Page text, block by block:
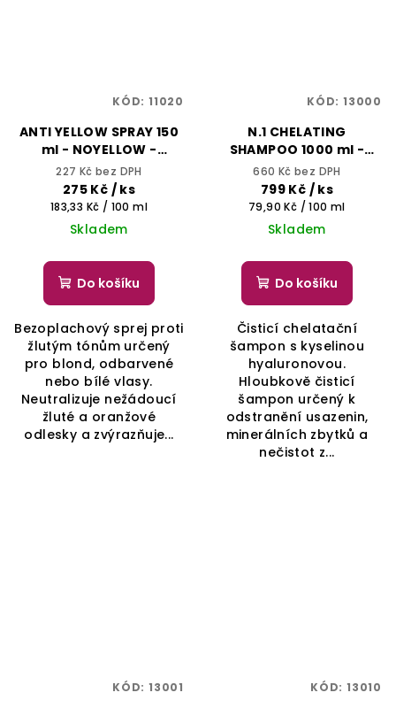
ANTI YELLOW SPRAY 150
ml - NOYELLOW -
SELECTIVE
PROFESSIONAL
227 Kč bez DPH
275 Kč / ks
Měrná
cena:
183,33 Kč / 100 ml
Skladem
Do košíku
Bezoplachový sprej proti
žlutým tónům určený
pro blond, odbarvené
nebo bílé vlasy.
Neutralizuje nežádoucí
žluté a oranžové
odlesky a zvýrazňuje...
KÓD: 11020
N.1 CHELATING
SHAMPOO 1000 ml -
Chelatační šampon s
kyselinou
hyaluronovou -
REBUILDING TREATMENT
660 Kč bez DPH
799 Kč / ks
Měrná
cena:
79,90 Kč / 100 ml
Skladem
Do košíku
Čisticí chelatační
šampon s kyselinou
hyaluronovou.
Hloubkově čisticí
šampon určený k
odstranění usazenin,
minerálních zbytků a
nečistot z...
KÓD: 13000
KÓD: 13001 KÓD: 13010